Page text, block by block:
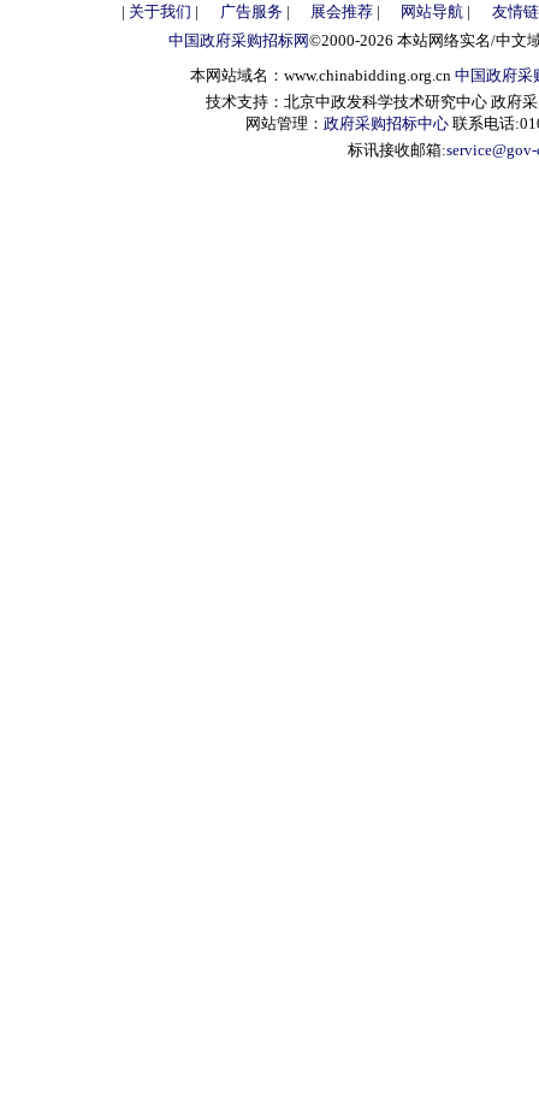
| 关于我们 | 广告服务| 展会推荐| 网站导航 |
友情
中国政府采购招标网©2000-2026 本站网络实名/中文
本网站域名：www.chinabidding.org.cn 中国政府采
技术支持：北京中政发科学技术研究中心 政府
网站管理： 政府采购招标中心 联系电话
标讯接收邮箱: